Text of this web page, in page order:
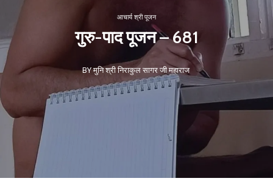
आचार्य श्री पूजन
गुरु-पाद पूजन – 681
BY मुनि श्री निराकुल सागर जी महाराज